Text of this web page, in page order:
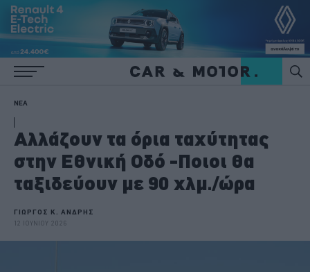
ΝΕΑ
Αλλάζουν τα όρια ταχύτητας
στην Εθνική Οδό -Ποιοι θα
ταξιδεύουν με 90 χλμ./ώρα
ΓΙΩΡΓΟΣ Κ. ΑΝΔΡΗΣ
12 ΙΟΥΝΙΟΥ 2026